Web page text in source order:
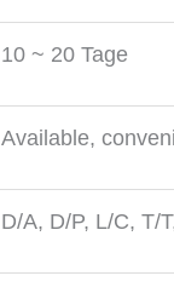
10 ~ 20 Tage
Available,
D/A, D/P, L/C, T/